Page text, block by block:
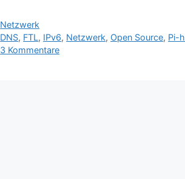
Kategorien
Netzwerk
Schlagwörter
DNS, FTL, IPv6, Netzwerk, Open Source, Pi-
3 Kommentare